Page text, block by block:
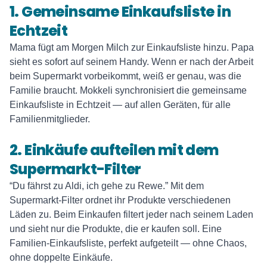
1. Gemeinsame Einkaufsliste in
Echtzeit
Mama fügt am Morgen Milch zur Einkaufsliste hinzu. Papa
sieht es sofort auf seinem Handy. Wenn er nach der Arbeit
beim Supermarkt vorbeikommt, weiß er genau, was die
Familie braucht. Mokkeli synchronisiert die gemeinsame
Einkaufsliste in Echtzeit — auf allen Geräten, für alle
Familienmitglieder.
2. Einkäufe aufteilen mit dem
Supermarkt-Filter
“Du fährst zu Aldi, ich gehe zu Rewe.” Mit dem
Supermarkt-Filter ordnet ihr Produkte verschiedenen
Läden zu. Beim Einkaufen filtert jeder nach seinem Laden
und sieht nur die Produkte, die er kaufen soll. Eine
Familien-Einkaufsliste, perfekt aufgeteilt — ohne Chaos,
ohne doppelte Einkäufe.